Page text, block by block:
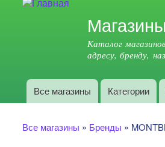
Каталог
адресу, бренду,
Главное меню
Все магазины Категории
Все магазины » Бренды »